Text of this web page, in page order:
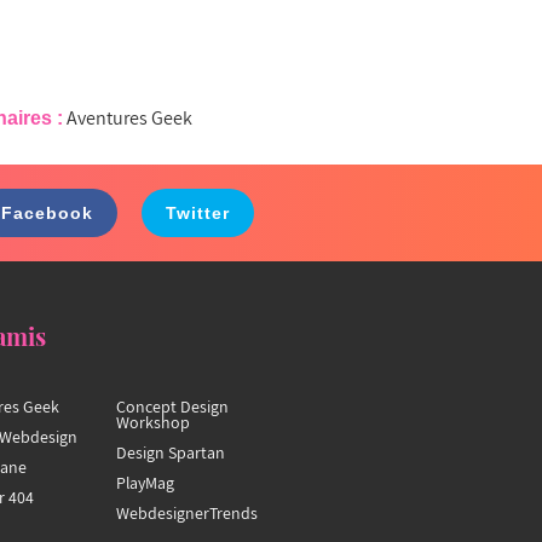
: Aventures Geek
Facebook Twitter
Geek
404
Concept Design
Workshop
Design Spartan
PlayMag
WebdesignerTrends